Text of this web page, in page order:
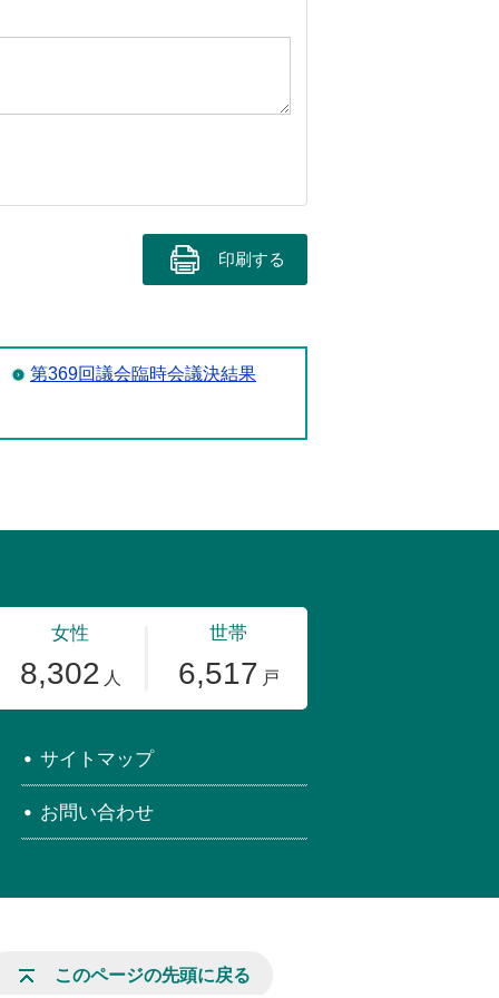
印刷する
第369回議会臨時会議決結果
サイトマップ
お問い合わせ
このページの先頭に戻る